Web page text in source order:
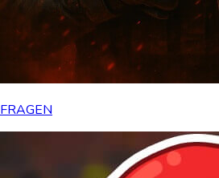
FRAGEN